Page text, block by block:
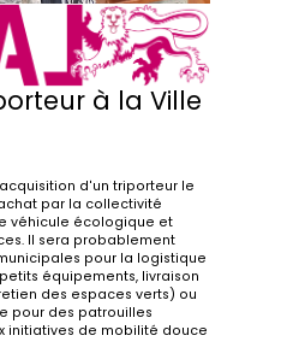
à la Ville
d'un triporteur le
par la collectivité
véhicule écologique et
Il sera probablement
pour la logistique
équipements, livraison
des espaces verts) ou
pour des patrouilles
initiatives de mobilité douce